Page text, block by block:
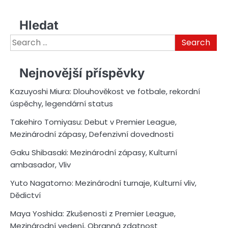
Hledat
Search
for:
Nejnovější příspěvky
Kazuyoshi Miura: Dlouhověkost ve fotbale, rekordní
úspěchy, legendární status
Takehiro Tomiyasu: Debut v Premier League,
Mezinárodní zápasy, Defenzivní dovednosti
Gaku Shibasaki: Mezinárodní zápasy, Kulturní
ambasador, Vliv
Yuto Nagatomo: Mezinárodní turnaje, Kulturní vliv,
Dědictví
Maya Yoshida: Zkušenosti z Premier League,
Mezinárodní vedení, Obranná zdatnost